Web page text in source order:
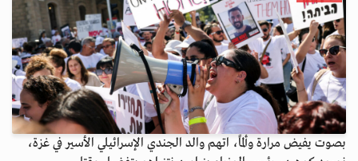
بصوت يفيض مرارة وألمًا، اتهم والد الجندي الإسرائيلي الأسير في غزة،